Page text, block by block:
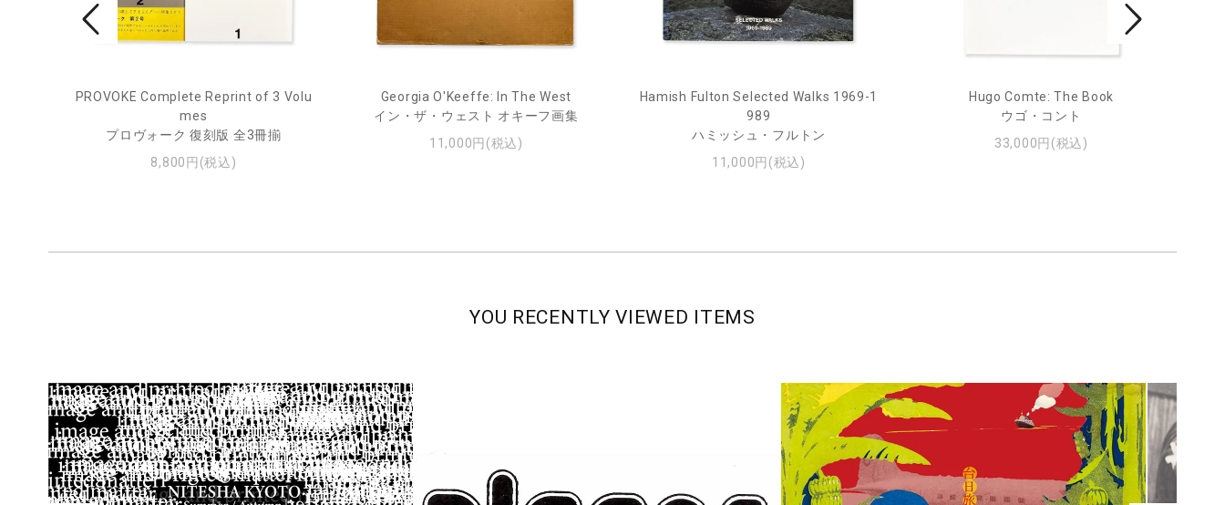
PROVOKE Complete Reprint of 3 Volu
mes
プロヴォーク 復刻版 全3冊揃
8,800円(税込)
Georgia O'Keeffe: In The West
イン・ザ・ウェスト オキーフ画集
11,000円(税込)
Hamish Fulton Selected Walks 1969-1
989
ハミッシュ・フルトン
11,000円(税込)
Hugo Comte: The Book
ウゴ・コント
33,000円(税込)
YOU RECENTLY VIEWED ITEMS